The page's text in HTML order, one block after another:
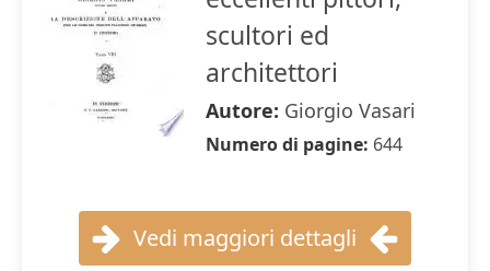
scultori ed
architettori
Autore: Giorgio Vasari
Numero di pagine: 644
Vedi maggiori dettagli